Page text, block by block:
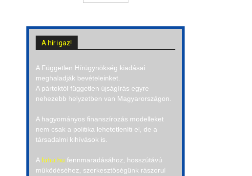
A hír igaz!
A Független Hírügynökség kiadásai
meghaladják bevételeinket.
A pártoktól független újságírás egyre
nehezebb helyzetben van Magyarországon.
A hagyományos finanszírozás modelleket
nem csak a politika lehetetleníti el, de a
társadalmi kihívások is.
Afuhu.hu fennmaradásához, hosszútávú
működéséhez, szerkesztőségünk rászorul